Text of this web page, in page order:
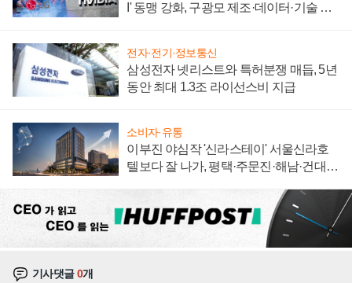
I' 동맹 강화, 구광모 제조·데이터·기술 결
전자·전기·정보통신
삼성전자 넷리스트와 특허분쟁 매듭, 5년
동안 최대 1.3조 라이선스비 지급
소비자·유통
이부진 야심작 '신라스테이' 서울신라호
텔보다 잘 나가, 평택·주문진·해남·건대로
기사댓글0개